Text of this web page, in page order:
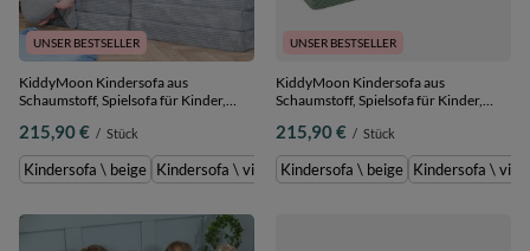
UNSER BESTSELLER
KiddyMoon Kindersofa aus
Schaumstoff, Spielsofa für Kinder,
Kindercouch, Faltmatratze,
dunkelgrau, Kindersofa
215,90 € / Stück
Kindersofa \ beige Kindersofa \ violett Kindersofa \ grün Kindersofa \
UNSER BESTSELLER
KiddyMoon Kindersofa aus
Schaumstoff, Spielsofa für Kinder,
Kindercouch, Faltmatratze, grün,
Kindersofa
215,90 € / Stück
Kindersofa \ beige Kindersofa \